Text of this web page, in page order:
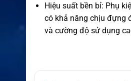
Hiệu suất bền bỉ: Phụ
có khả năng chịu đựng
và cường độ sử dụng